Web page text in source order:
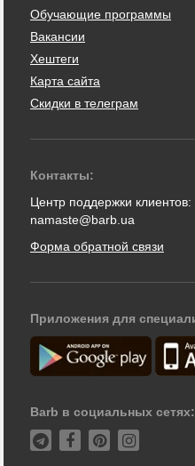
Обучающие программы
Вакансии
Хештеги
Карта сайта
Скидки в телеграм
Контакты:
Центр поддержки клиентов:
namaste@barb.ua
Форма обратной связи
Приложения для
Barb в социальных сетях: